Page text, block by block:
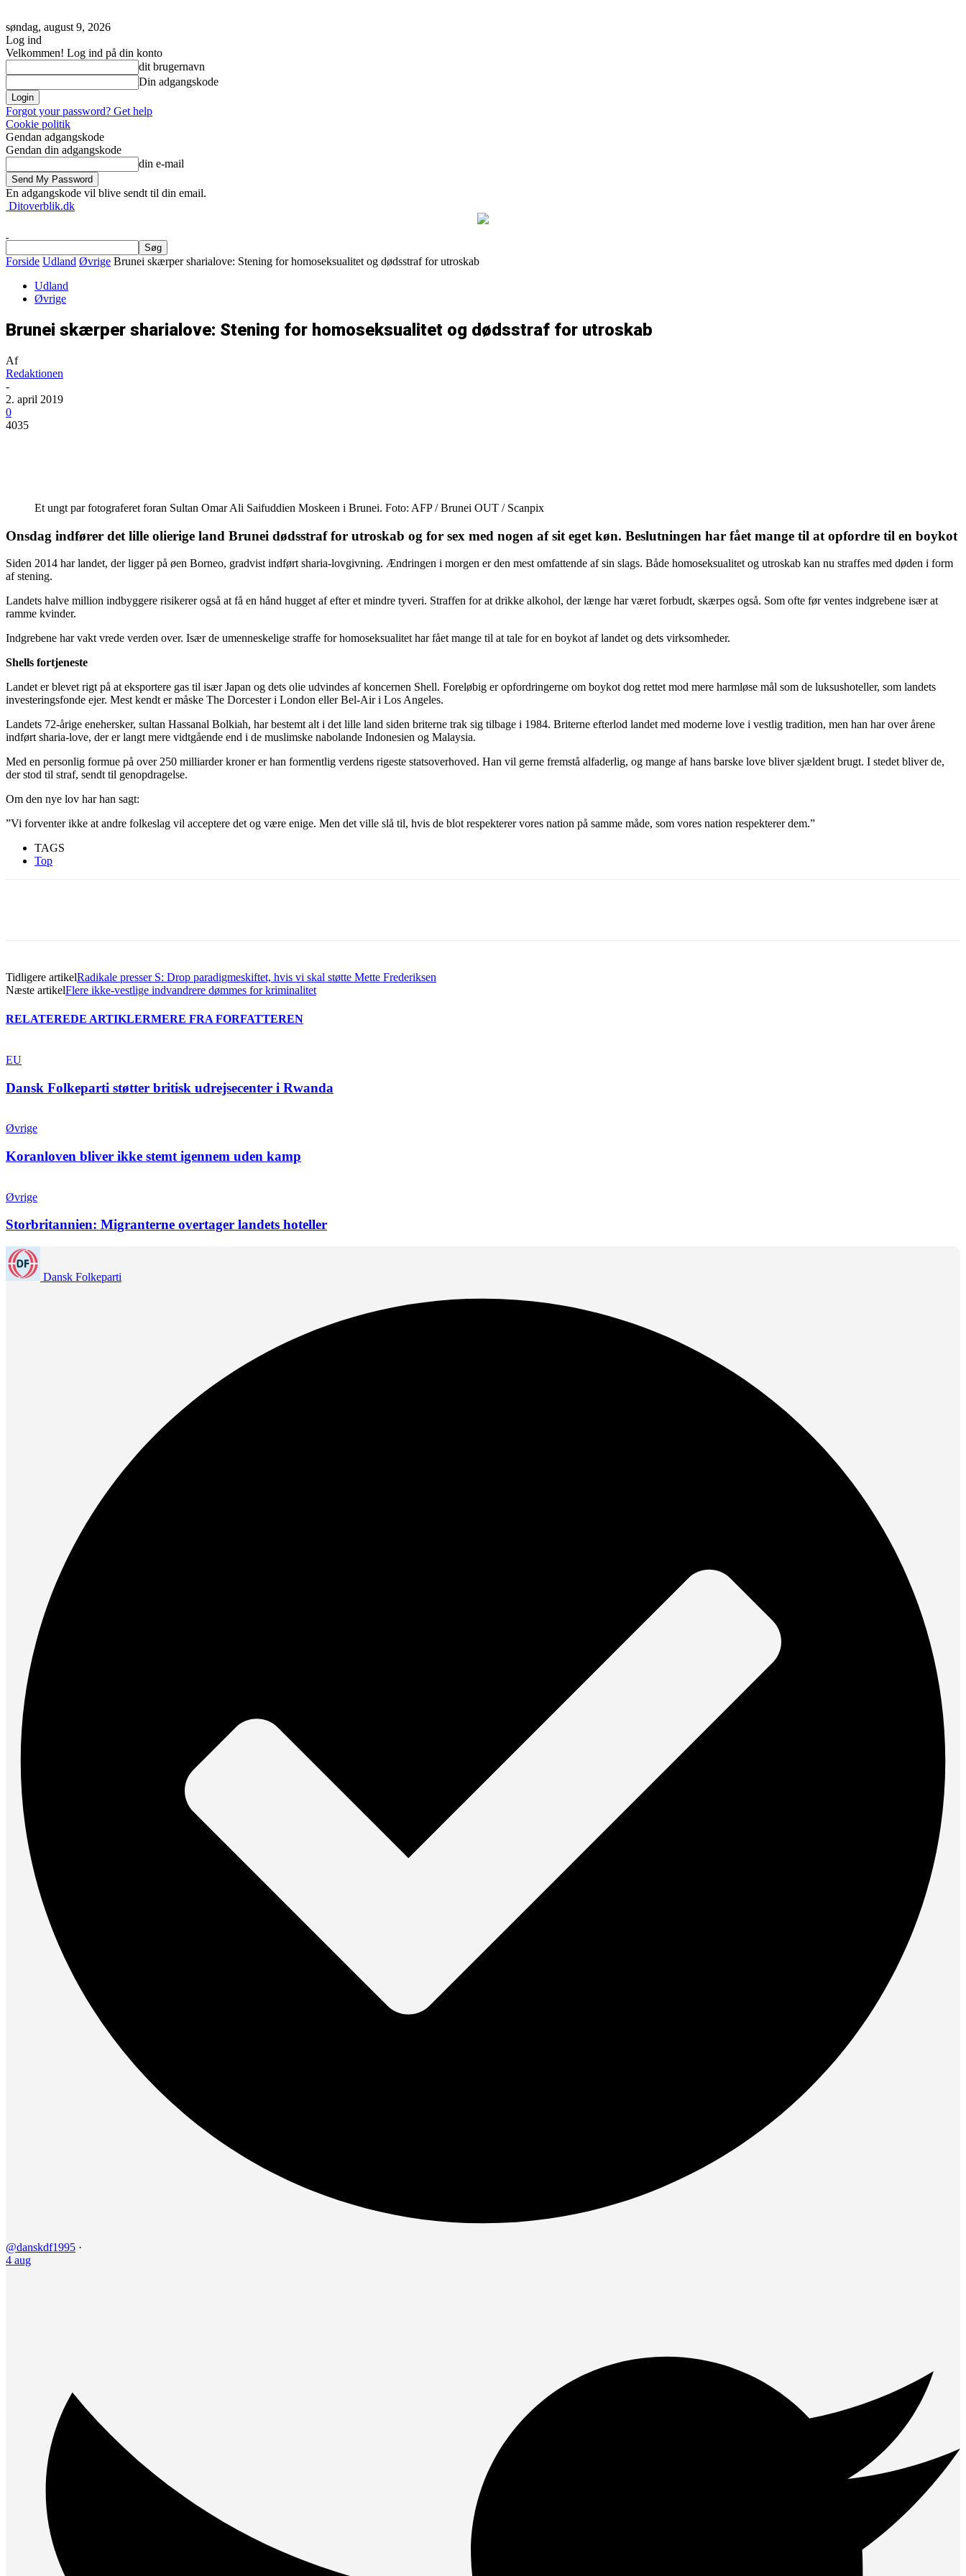
søndag, august 9, 2026
Log ind
Velkommen! Log ind på din konto
dit brugernavn
Din adgangskode
Forgot your password? Get help
Cookie politik
Gendan adgangskode
Gendan din adgangskode
din e-mail
En adgangskode vil blive sendt til din email.
Ditoverblik.dk
Forside Udland Øvrige Brunei skærper sharialove: Stening for homoseksualitet og dødsstraf for utroskab
Udland
Øvrige
Brunei skærper sharialove: Stening for homoseksualitet og dødsstraf for utroskab
Af
Redaktionen
-
2. april 2019
0
4035
Et ungt par fotograferet foran Sultan Omar Ali Saifuddien Moskeen i Brunei. Foto: AFP / Brunei OUT / Scanpix
Onsdag indfører det lille olierige land Brunei dødsstraf for utroskab og for sex med nogen af sit eget køn. Beslutningen har fået mange til at opfordre til en boykot
Siden 2014 har landet, der ligger på øen Borneo, gradvist indført sharia-lovgivning. Ændringen i morgen er den mest omfattende af sin slags. Både homoseksualitet og utroskab kan nu straffes med døden i form
af stening.
Landets halve million indbyggere risikerer også at få en hånd hugget af efter et mindre tyveri. Straffen for at drikke alkohol, der længe har været forbudt, skærpes også. Som ofte før ventes indgrebene især at
ramme kvinder.
Indgrebene har vakt vrede verden over. Især de umenneskelige straffe for homoseksualitet har fået mange til at tale for en boykot af landet og dets virksomheder.
Shells fortjeneste
Landet er blevet rigt på at eksportere gas til især Japan og dets olie udvindes af koncernen Shell. Foreløbig er opfordringerne om boykot dog rettet mod mere harmløse mål som de luksushoteller, som landets
investeringsfonde ejer. Mest kendt er måske The Dorcester i London eller Bel-Air i Los Angeles.
Landets 72-årige enehersker, sultan Hassanal Bolkiah, har bestemt alt i det lille land siden briterne trak sig tilbage i 1984. Briterne efterlod landet med moderne love i vestlig tradition, men han har over årene
indført sharia-love, der er langt mere vidtgående end i de muslimske nabolande Indonesien og Malaysia.
Med en personlig formue på over 250 milliarder kroner er han formentlig verdens rigeste statsoverhoved. Han vil gerne fremstå alfaderlig, og mange af hans barske love bliver sjældent brugt. I stedet bliver de,
der stod til straf, sendt til genopdragelse.
Om den nye lov har han sagt:
”Vi forventer ikke at andre folkeslag vil acceptere det og være enige. Men det ville slå til, hvis de blot respekterer vores nation på samme måde, som vores nation respekterer dem.”
TAGS
Top
Tidligere artikelRadikale presser S: Drop paradigmeskiftet, hvis vi skal støtte Mette Frederiksen
Næste artikelFlere ikke-vestlige indvandrere dømmes for kriminalitet
RELATEREDE ARTIKLERMERE FRA FORFATTEREN
EU
Dansk Folkeparti støtter britisk udrejsecenter i Rwanda
Øvrige
Koranloven bliver ikke stemt igennem uden kamp
Øvrige
Storbritannien: Migranterne overtager landets hoteller
Dansk Folkeparti
@danskdf1995 ·
4 aug